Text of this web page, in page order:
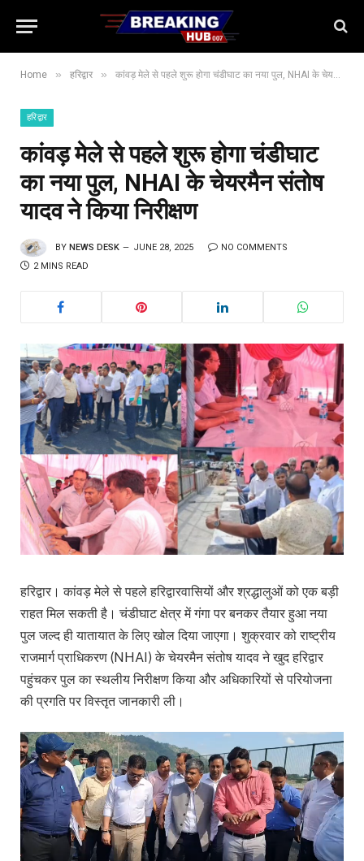
Home » हरिद्वार » कांवड़ मेले से पहले शुरू होगा चंडीघाट का नया पुल, NHAI के चेयरमैन संतोष यादव ने किया निरीक्षण
हरिद्वार
कांवड़ मेले से पहले शुरू होगा चंडीघाट
का नया पुल, NHAI के चेयरमैन संतोष
यादव ने किया निरीक्षण
BY NEWS DESK JUNE 28, 2025
NO COMMENTS
2 MINS READ
हरिद्वार। कांवड़ मेले से पहले हरिद्वारवासियों और श्रद्धालुओं को एक बड़ी
राहत मिल सकती है। चंडीघाट क्षेत्र में गंगा पर बनकर तैयार हुआ नया
पुल जल्द ही यातायात के लिए खोल दिया जाएगा। शुक्रवार को राष्ट्रीय
राजमार्ग प्राधिकरण (NHAI) के चेयरमैन संतोष यादव ने खुद हरिद्वार
पहुंचकर पुल का स्थलीय निरीक्षण किया और अधिकारियों से परियोजना
की प्रगति पर विस्तृत जानकारी ली।